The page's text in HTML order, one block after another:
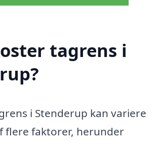
tagrens i
i Stenderup kan variere
flere faktorer, herunder